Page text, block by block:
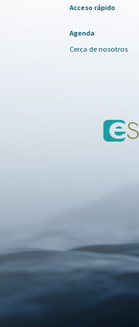
Acceso rápido
Agenda
Cerca de nosotros